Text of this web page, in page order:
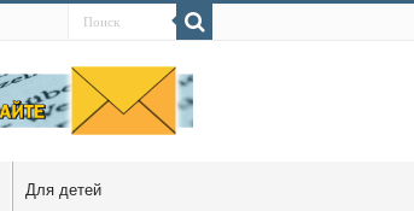
Для детей